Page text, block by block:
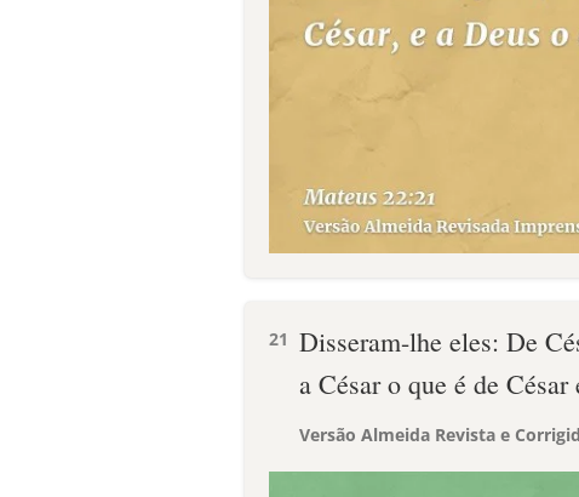
21 Disseram-lhe eles: De
a César o que é de
Versão Almeida Revista e